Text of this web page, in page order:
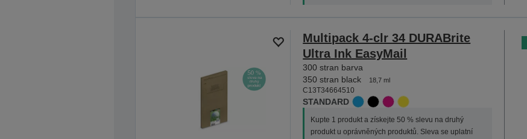
Multipack 4-clr 34 DURABrite
Ultra Ink EasyMail
300 stran barva
350 stran black
18,7 ml
C13T34664510
STANDARD
Kupte 1 produkt a získejte 50 % slevu na druhý
produkt u oprávněných produktů. Sleva se uplatní